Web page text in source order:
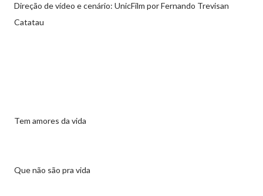
Direção de vídeo e cenário: UnicFilm por Fernando Trevisan
Catatau
Tem amores da vida
Que não são pra vida